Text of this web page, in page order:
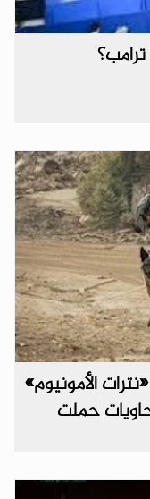
4 أطنان من «نترات الأمونيوم»
حملت